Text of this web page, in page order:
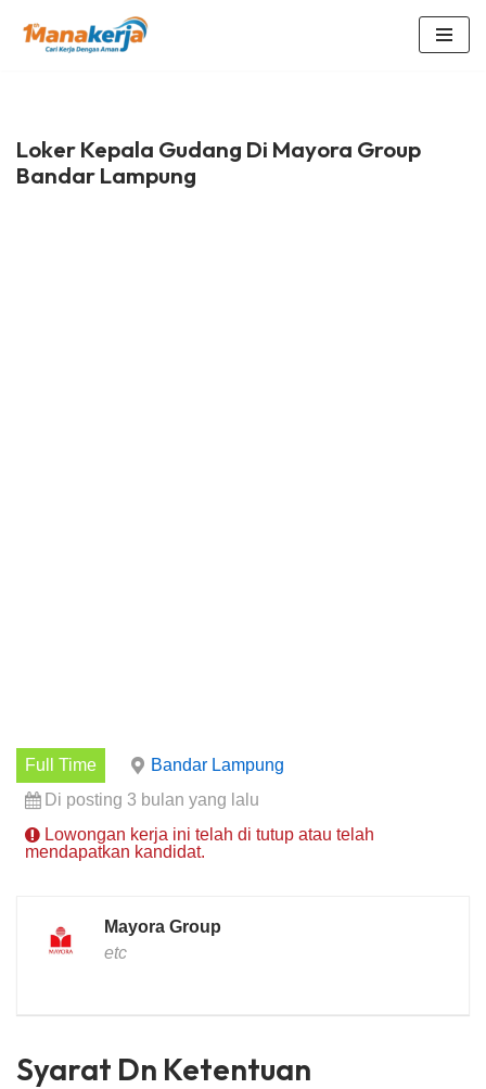
Loker Kepala Gudang Di Mayora Group
Bandar Lampung
Full Time
Bandar Lampung
Di posting 3 bulan yang lalu
Lowongan kerja ini telah di tutup atau telah
mendapatkan kandidat.
Mayora Group
etc
Syarat Dn Ketentuan